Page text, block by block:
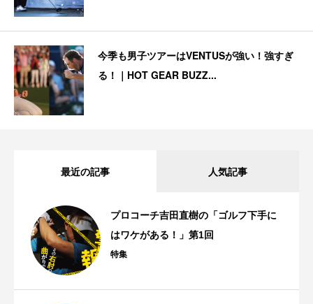
今季も男子ツアーはVENTUSが強い！強すぎ
る！｜HOT GEAR BUZZ...
最近の記事 人気記事
プロコーチ吉田直樹の「ゴルフ下手に
はワケがある！」第1回
特集